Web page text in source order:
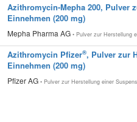
Azithromycin-Mepha 200, Pulver
Einnehmen (200 mg)
Mepha Pharma AG • Pulver zur Herstellung
Azithromycin Pfizer®, Pulver zur
Einnehmen (200 mg)
Pfizer AG • Pulver zur Herstellung einer